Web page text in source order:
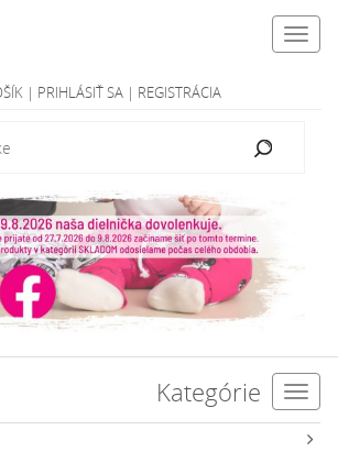
| PRIHLÁSIŤ SA | REGISTRÁCIA
Kategórie